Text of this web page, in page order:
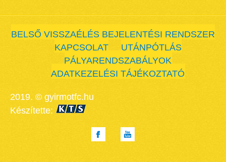
BELSŐ VISSZAÉLÉS BEJELENTÉSI RENDSZER
KAPCSOLAT
UTÁNPÓTLÁS
PÁLYARENDSZABÁLYOK
ADATKEZELÉSI TÁJÉKOZTATÓ
2019. © gyirmotfc.hu
Készítette: